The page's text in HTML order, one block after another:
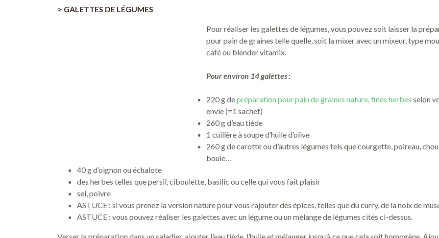
> GALETTES DE LÉGUMES
Pour réaliser les galettes de légumes, vous pouvez soit laisser la
pour pain de graines telle quelle, soit la mixer avec un mixeur, type
café ou blender vitamix.
Pour environ 14 galettes :
220 g depréparation pour pain de graines nature,fines herbes selon
envie (=1 sachet)
260 g d’eau tiède
1 cuillère à soupe d’huile d’olive
260 g de carotte ou d’autres légumes tels que courgette, poireau,
boule…
40 g d’oignon ou échalote
des herbes telles que persil, ciboulette, basilic ou celle qui vous fait plaisir
sel, poivre
ASTUCE : si vous prenez la version nature pour vous rajouter des épices, telles que du curry, de la noix de
ASTUCE : vous pouvez réaliser les galettes avec un légume ou un mélange de légumes cités ci-dessus.